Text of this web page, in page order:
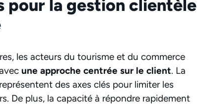
pour la gestion clientèle
les acteurs du tourisme et du commerce
une approche centrée sur le client. La
des axes clés pour limiter les
De plus, la capacité à répondre rapidement